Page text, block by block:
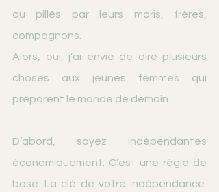
ou pillés par leurs maris, frères,
compagnons.
Alors, oui, j’ai envie de dire plusieurs
choses aux jeunes femmes qui
préparent le monde de demain.
D’abord, soyez indépendantes
économiquement. C’est une règle de
base. La clé de votre indépendance.